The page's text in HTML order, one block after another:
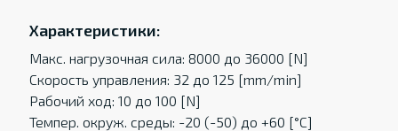
Характеристики:
Макс. нагрузочная сила: 8000 до 36000 [N]
Скорость управления: 32 до 125 [mm/min]
Рабочий ход: 10 до 100 [N]
Темпер. oкруж. среды: -20 (-50) до +60 [°C]